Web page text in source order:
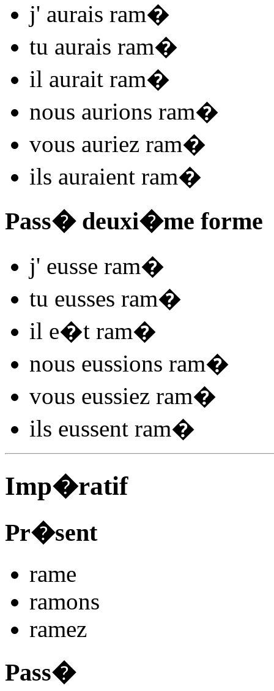
j' aurais ram�
tu aurais ram�
il aurait ram�
nous aurions ram�
vous auriez ram�
ils auraient ram�
Pass� deuxi�me forme
j' eusse ram�
tu eusses ram�
il e�t ram�
nous eussions ram�
vous eussiez ram�
ils eussent ram�
Imp�ratif
Pr�sent
rame
ramons
ramez
Pass�